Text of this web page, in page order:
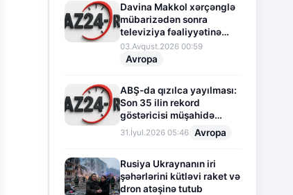
Davina Makkol xərçənglə
mübarizədən sonra
televiziya fəaliyyətinə
fasilə verir
03.Avqust.2026 00:59
Avropa
ABŞ-da qızılca yayılması:
Son 35 ilin rekord
göstəricisi müşahidə
olunur
31.İyul.2026 05:46 Avropa
Rusiya Ukraynanın iri
şəhərlərini kütləvi raket və
dron atəşinə tutub